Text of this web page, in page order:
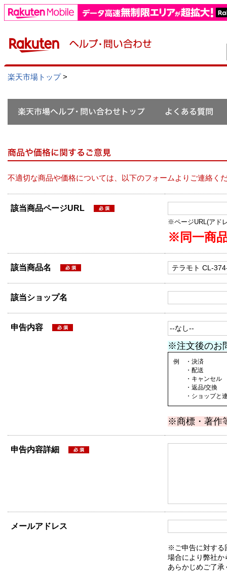
楽天市場トップ>
不適切な商品や価格については、以下のフォームよりご連絡く
該当商品ページURL
※ページURL(アド
※同一商
該当商品名
該当ショップ名
申告内容
※注文後のお
例 ・決済
・配送
・キャンセル
・返品/交換
・ショップと連
※商標・著作
申告内容詳細
メールアドレス
※ご申告に対する
場合により弊社か
あらかじめご了承